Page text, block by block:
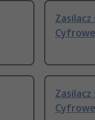
Cyfrowe
Cyfrowe